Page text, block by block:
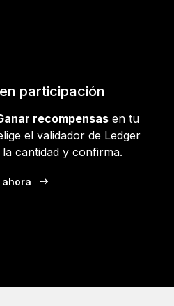
participación
recompensas en tu
el validador de Ledger
cantidad y confirma.